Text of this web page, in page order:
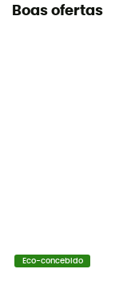
Boas ofertas
Eco-concebido